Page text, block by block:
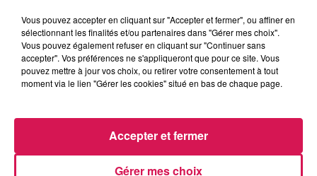
Revivez les meilleurs moments de la Ligne des Auditeurs
Vous pouvez accepter en cliquant sur "Accepter et fermer", ou affiner en
sélectionnant les finalités et/ou partenaires dans "Gérer mes choix".
Vous pouvez également refuser en cliquant sur "Continuer sans
accepter". Vos préférences ne s'appliqueront que pour ce site. Vous
pouvez mettre à jour vos choix, ou retirer votre consentement à tout
moment via le lien "Gérer les cookies" situé en bas de chaque page.
Gérer mes choix
Accepter et fermer